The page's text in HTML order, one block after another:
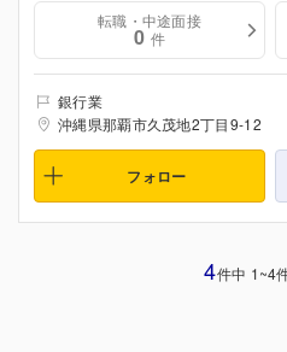
転職・中途面接
0 件
銀行業
沖縄県那覇市久茂地2丁目9-12
フォロー
4件中 1~4